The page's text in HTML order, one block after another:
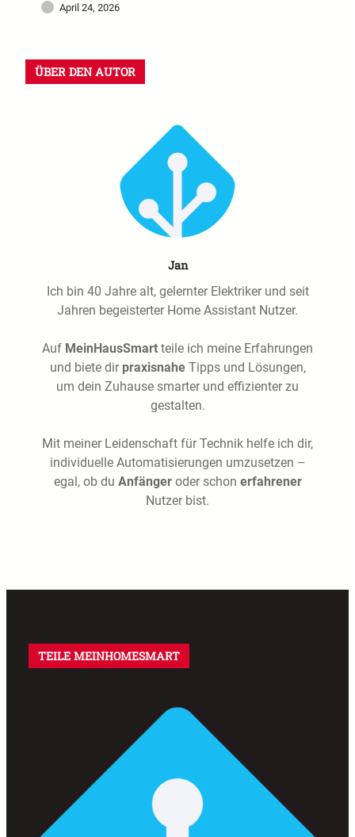
April 24, 2026
ÜBER DEN AUTOR
Jan
Ich bin 40 Jahre alt, gelernter Elektriker und seit
Jahren begeisterter Home Assistant Nutzer.
Auf MeinHausSmart teile ich meine Erfahrungen
und biete dir praxisnaheTipps und Lösungen,
um dein Zuhause smarter und effizienter zu
gestalten.
Mit meiner Leidenschaft für Technik helfe ich dir,
individuelle Automatisierungen umzusetzen –
egal, ob du Anfängeroder schon erfahrener
Nutzer bist.
TEILE MEINHOMESMART